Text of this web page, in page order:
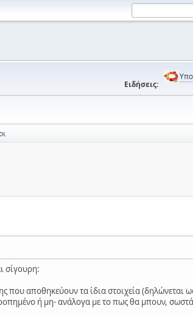
Ειδήσεις:
σίγουρη:
που αποθηκεύουν τα ίδια στοιχεία (δηλώνεται
ή μη- ανάλογα με το πως θα μπουν,